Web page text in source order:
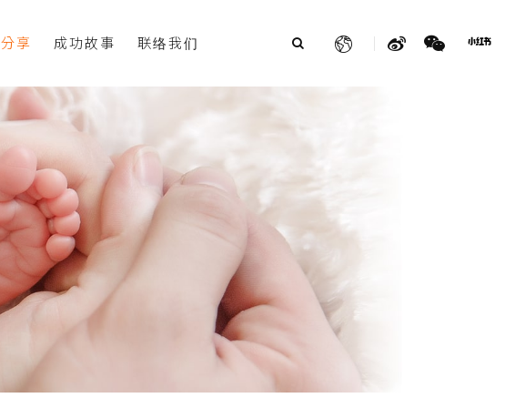
享 成功故事 联络我们